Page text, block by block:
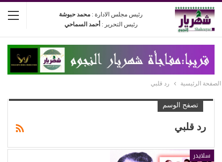
رئيس مجلس الادارة : محمد حبوشة
رئيس التحرير : أحمد السماحي
الصفحة الرئيسية رد قلبي
تصفح الوسم
رد قلبي
سلايدر